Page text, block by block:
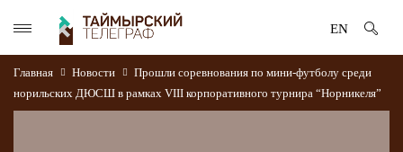
EN
Главная Новости
Прошли соревнования по мини-футболу среди
норильских ДЮСШ в рамках VIII корпоративного турнира “Норникеля”